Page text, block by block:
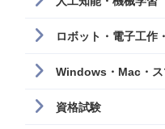
ロボット・電子工作
Windows・Mac・ス
資格試験